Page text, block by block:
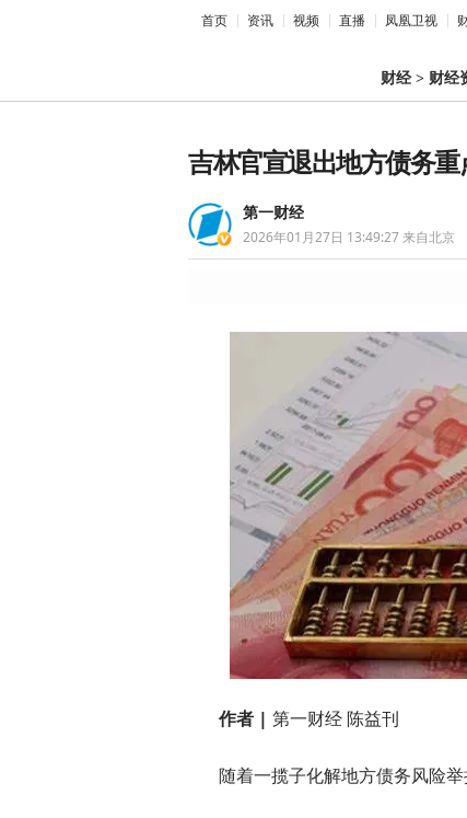
首页 资讯 视频 直播 凤凰卫视
财经> 财经
吉林官宣退出地方债务重
第一财经
2026年01月27日 13:49:27来自北京
作者 | 第一财经 陈益刊
随着一揽子化解地方债务风险